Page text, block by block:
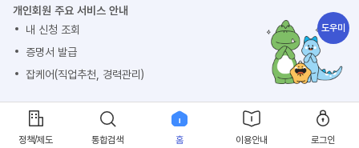
개인회원 주요 서비스 안내
내 신청 조회
증명서 발급
잡케어(직업추천, 경력관리)
회원가입 하기
도우미
정책/제도 통합검색 홈 이용안내 로그인